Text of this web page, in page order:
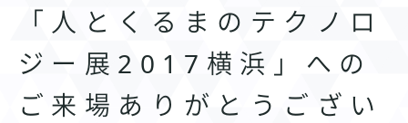
「人とくるまのテクノロ
ジー展2017横浜」への
ご来場ありがとうござい